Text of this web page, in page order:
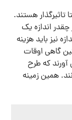
تاثیرگذار هستند.
چقدر اندازه یک
نیز باید هزینه
گاهی اوقات
آورند که طرح
همین زمینه